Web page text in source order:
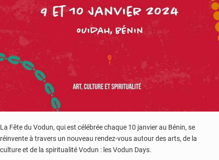
La Fête du Vodun, qui est célébrée chaque 10 janvier au Bénin, se
réinvente à travers un nouveau rendez-vous autour des arts, de la
culture et de la spiritualité Vodun : les Vodun Days.